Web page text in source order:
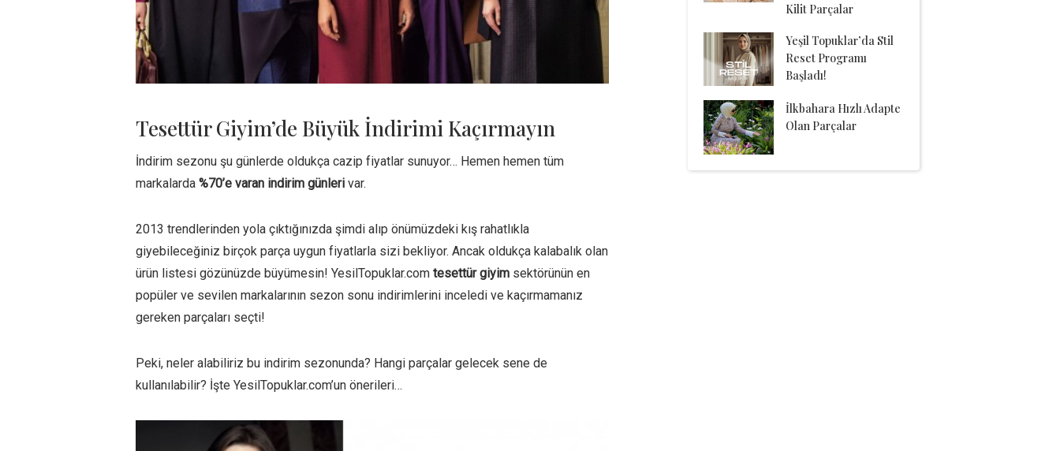
Tesettür Giyim’de Büyük İndirimi Kaçırmayın
İndirim sezonu şu günlerde oldukça cazip fiyatlar sunuyor… Hemen hemen tüm
markalarda %70’e varan indirim günleri var.
2013 trendlerinden yola çıktığınızda şimdi alıp önümüzdeki kış rahatlıkla
giyebileceğiniz birçok parça uygun fiyatlarla sizi bekliyor. Ancak oldukça kalabalık olan
ürün listesi gözünüzde büyümesin! YesilTopuklar.com tesettür giyim sektörünün en
popüler ve sevilen markalarının sezon sonu indirimlerini inceledi ve kaçırmamanız
gereken parçaları seçti!
Peki, neler alabiliriz bu indirim sezonunda? Hangi parçalar gelecek sene de
kullanılabilir? İşte YesilTopuklar.com’un önerileri…
Kilit Parçalar
Yeşil Topuklar’da Stil
Reset Programı
Başladı!
İlkbahara Hızlı Adapte
Olan Parçalar